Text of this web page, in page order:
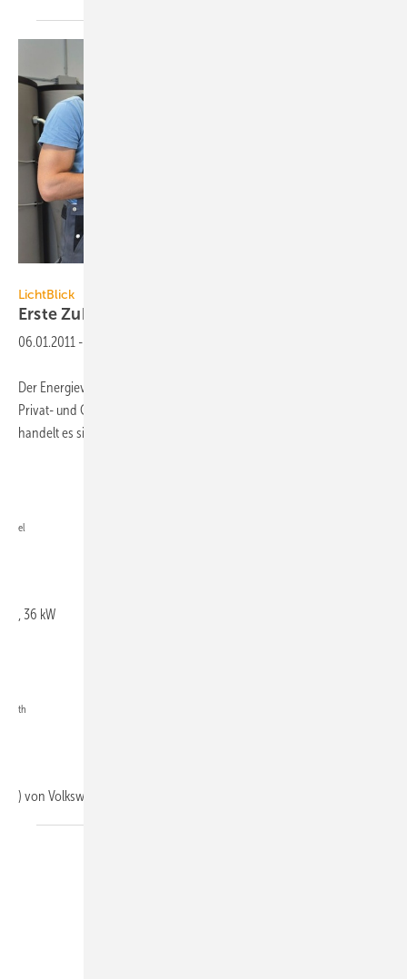
LichtBlick
Erste ZuhauseKraftwerke
06.01.2011 -
Der Energieversorger LichtBlick hat die ersten ZuhauseKraftwerke bei
Privat- und Gewerbekunden in Hamburg installiert. Bei den Anlagen
handelt es sich um das Erdgas-Blockheizkraftwerke EcoBlue (20 kW
el
, 36 kW
th
) von Volkswagen, das der Konzern